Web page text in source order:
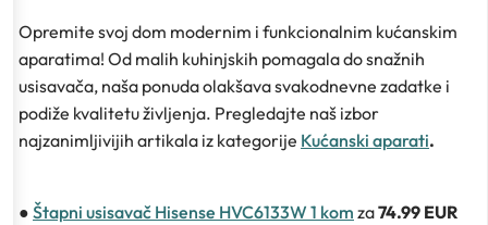
Opremite svoj dom modernim i funkcionalnim kućanskim
aparatima! Od malih kuhinjskih pomagala do snažnih
usisavača, naša ponuda olakšava svakodnevne zadatke i
podiže kvalitetu življenja. Pregledajte naš izbor
najzanimljivijih artikala iz kategorije Kućanski aparati.
● Štapni usisavač Hisense HVC6133W 1 kom za74.99 EUR